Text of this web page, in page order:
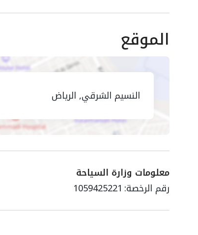
الموقع
النسيم الشرقي, الرياض
معلومات وزارة السياحة
رقم الرخصة: 1059425221